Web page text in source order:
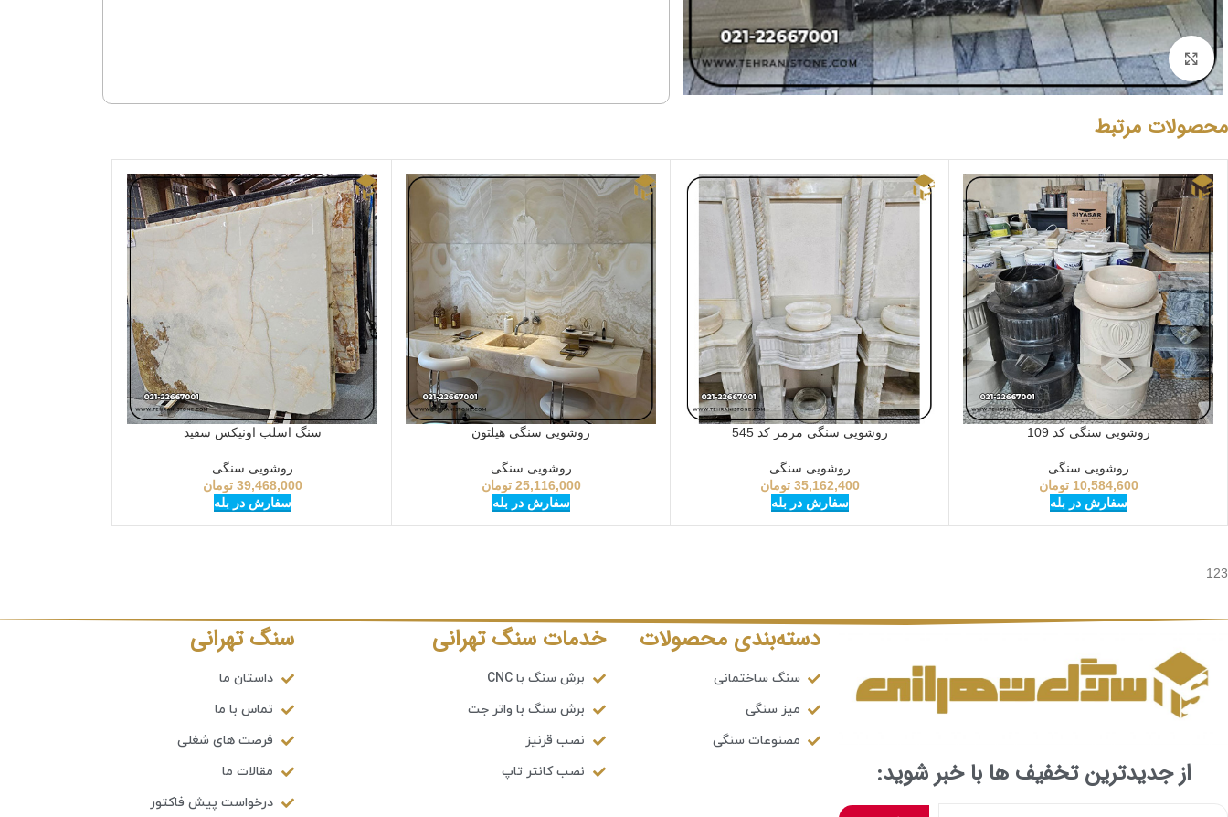
بزرگنمایی تصویر
محصولات مرتبط
روشویی سنگی کد 109
روشویی سنگی
10,584,600 تومان
سفارش در بله
روشویی سنگی مرمر کد 545
روشویی سنگی
35,162,400 تومان
سفارش در بله
روشویی سنگی هیلتون
روشویی سنگی
25,116,000 تومان
سفارش در بله
سنگ اسلب اونیکس سفید
روشویی سنگی
39,468,000 تومان
سفارش در بله
123
از جدیدترین تخفیف ها با خبر شوید:
دسته‌بندی محصولات
سنگ ساختمانی
میز سنگی
مصنوعات سنگی
خدمات سنگ تهرانی
برش سنگ با CNC
برش سنگ با واتر جت
نصب قرنیز
نصب کانتر تاپ
سنگ تهرانی
داستان ما
تماس با ما
فرصت های شغلی
مقالات ما
درخواست پیش فاکتور